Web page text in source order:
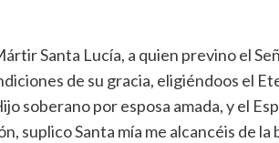
Santa Lucía, a quien previno el
de su gracia, eligiéndoos el
soberano por esposa amada, y el
suplico Santa mía me alcancéis de